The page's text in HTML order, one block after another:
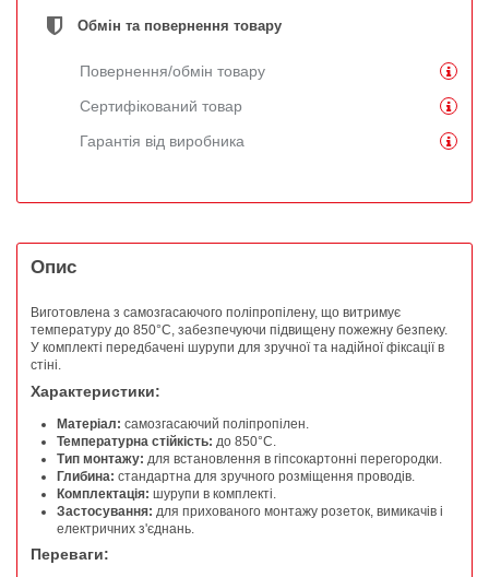
Обмін та повернення товару
Повернення/обмін товару
Сертифікований товар
Гарантія від виробника
Опис
Виготовлена з самозгасаючого поліпропілену, що витримує
температуру до 850°C, забезпечуючи підвищену пожежну безпеку.
У комплекті передбачені шурупи для зручної та надійної фіксації в
стіні.
Характеристики:
Матеріал: самозгасаючий поліпропілен.
Температурна стійкість: до 850°C.
Тип монтажу: для встановлення в гіпсокартонні перегородки.
Глибина: стандартна для зручного розміщення проводів.
Комплектація: шурупи в комплекті.
Застосування: для прихованого монтажу розеток, вимикачів і
електричних з'єднань.
Переваги: